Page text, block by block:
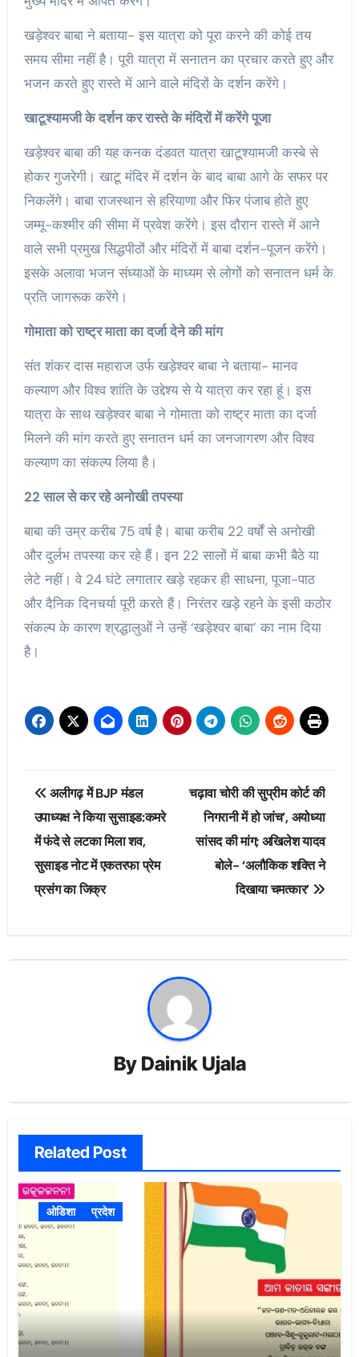
खड़ेश्वर बाबा ने बताया- इस यात्रा को पूरा करने की कोई तय
समय सीमा नहीं है। पूरी यात्रा में सनातन का प्रचार करते हुए और
भजन करते हुए रास्ते में आने वाले मंदिरों के दर्शन करेंगे।
खाटूश्यामजी के दर्शन कर रास्ते के मंदिरों में करेंगे पूजा
खड़ेश्वर बाबा की यह कनक दंडवत यात्रा खाटूश्यामजी कस्बे से
होकर गुजरेगी। खाटू मंदिर में दर्शन के बाद बाबा आगे के सफर पर
निकलेंगे। बाबा राजस्थान से हरियाणा और फिर पंजाब होते हुए
जम्मू-कश्मीर की सीमा में प्रवेश करेंगे। इस दौरान रास्ते में आने
वाले सभी प्रमुख सिद्धपीठों और मंदिरों में बाबा दर्शन-पूजन करेंगे।
इसके अलावा भजन संध्याओं के माध्यम से लोगों को सनातन धर्म के
प्रति जागरूक करेंगे।
गोमाता को राष्ट्र माता का दर्जा देने की मांग
संत शंकर दास महाराज उर्फ खड़ेश्वर बाबा ने बताया- मानव
कल्याण और विश्व शांति के उद्देश्य से ये यात्रा कर रहा हूं। इस
यात्रा के साथ खड़ेश्वर बाबा ने गोमाता को राष्ट्र माता का दर्जा
मिलने की मांग करते हुए सनातन धर्म का जनजागरण और विश्व
कल्याण का संकल्प लिया है।
22 साल से कर रहे अनोखी तपस्या
बाबा की उम्र करीब 75 वर्ष है। बाबा करीब 22 वर्षों से अनोखी
और दुर्लभ तपस्या कर रहे हैं। इन 22 सालों में बाबा कभी बैठे या
लेटे नहीं। वे 24 घंटे लगातार खड़े रहकर ही साधना, पूजा-पाठ
और दैनिक दिनचर्या पूरी करते हैं। निरंतर खड़े रहने के इसी कठोर
संकल्प के कारण श्रद्धालुओं ने उन्हें ‘खड़ेश्वर बाबा’ का नाम दिया
है।
Post
navigation
अलीगढ़ में BJP मंडल
उपाध्यक्ष ने किया सुसाइड:कमरे
में फंदे से लटका मिला शव,
सुसाइड नोट में एकतरफा प्रेम
प्रसंग का जिक्र
चढ़ावा चोरी की सुप्रीम कोर्ट की
निगरानी में हो जांच’, अयोध्या
सांसद की मांग; अखिलेश यादव
बोले- ‘अलौकिक शक्ति ने
दिखाया चमत्कार’
By Dainik Ujala
Related Post
ओडिशा प्रदेश